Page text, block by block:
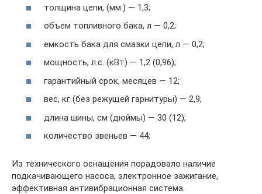
толщина цепи, (мм.) — 1,3;
объем топливного бака, л — 0,2;
емкость бака для смазки цепи, л — 0,2;
мощность, л.с. (кВт) — 1,2 (0,96);
гарантийный срок, месяцев — 12;
вес, кг (без режущей гарнитуры) — 2,9;
длина шины, см (дюймы) — 30 (12);
количество звеньев — 44;
Из технического оснащения порадовало наличие
подкачивающего насоса, электронное зажигание,
эффективная антивибрационная система.